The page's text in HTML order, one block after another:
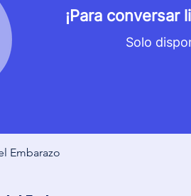
Solo
¡Para conversar
Embarazo